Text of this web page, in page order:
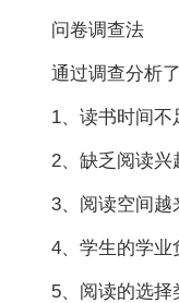
问卷调查法
通过调查分析
1、读书时间不
2、缺乏阅读兴
3、阅读空间越
4、学生的学业
5、阅读的选择